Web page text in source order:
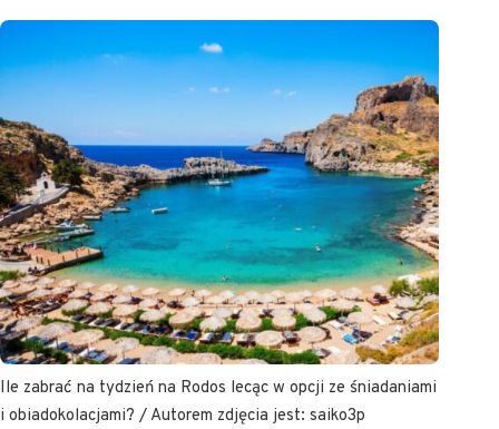
Ile zabrać na tydzień na Rodos lecąc w opcji ze śniadaniami
i obiadokolacjami? / Autorem zdjęcia jest: saiko3p